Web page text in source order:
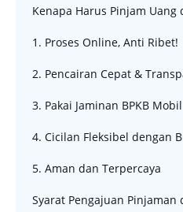
Kenapa Harus Pinjam Uang
1. Proses Online, Anti Ribet!
2. Pencairan Cepat &
3. Pakai Jaminan BPKB Mobil
4. Cicilan Fleksibel dengan
5. Aman dan Terpercaya
Syarat Pengajuan Pinjaman